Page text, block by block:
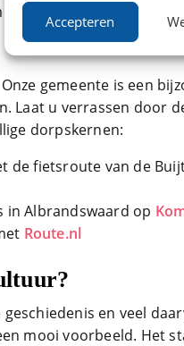
Accepteren
eens te bezoeken.
gemeente is een
Laat u verrassen door
dorpskernen:
de fietsroute van de
in Albrandswaard op
Route.nl
en veel
mooi voorbeeld. Het